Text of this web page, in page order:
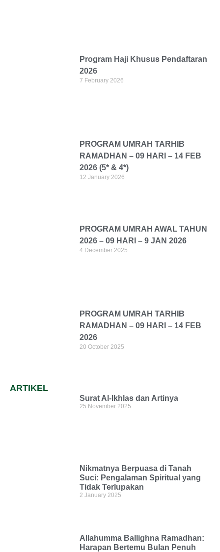
Program Haji Khusus Pendaftaran
2026
7 February 2026
PROGRAM UMRAH TARHIB
RAMADHAN – 09 HARI – 14 FEB
2026 (5* & 4*)
12 January 2026
PROGRAM UMRAH AWAL TAHUN
2026 – 09 HARI – 9 JAN 2026
4 December 2025
PROGRAM UMRAH TARHIB
RAMADHAN – 09 HARI – 14 FEB
2026
20 October 2025
ARTIKEL
Surat Al-Ikhlas dan Artinya
25 November 2025
Nikmatnya Berpuasa di Tanah
Suci: Pengalaman Spiritual yang
Tidak Terlupakan
2 January 2025
Allahumma Ballighna Ramadhan:
Harapan Bertemu Bulan Penuh